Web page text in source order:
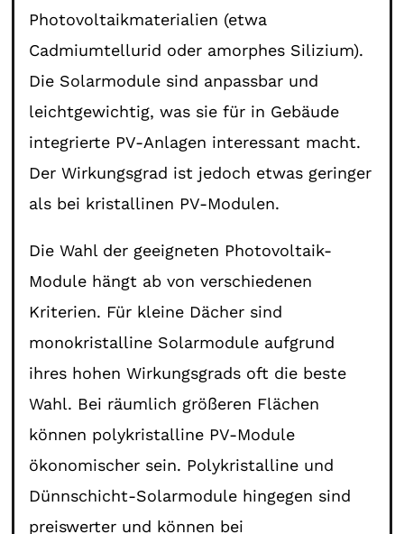
Photovoltaikmaterialien (etwa
Cadmiumtellurid oder amorphes Silizium).
Die Solarmodule sind anpassbar und
leichtgewichtig, was sie für in Gebäude
integrierte PV-Anlagen interessant macht.
Der Wirkungsgrad ist jedoch etwas geringer
als bei kristallinen PV-Modulen.
Die Wahl der geeigneten Photovoltaik-
Module hängt ab von verschiedenen
Kriterien. Für kleine Dächer sind
monokristalline Solarmodule aufgrund
ihres hohen Wirkungsgrads oft die beste
Wahl. Bei räumlich größeren Flächen
können polykristalline PV-Module
ökonomischer sein. Polykristalline und
Dünnschicht-Solarmodule hingegen sind
preiswerter und können bei